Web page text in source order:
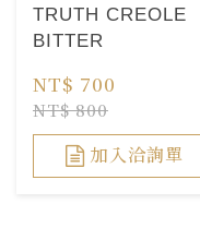
TRUTH CREOLE
BITTER
NT$ 700
NT$ 800
加入洽詢單